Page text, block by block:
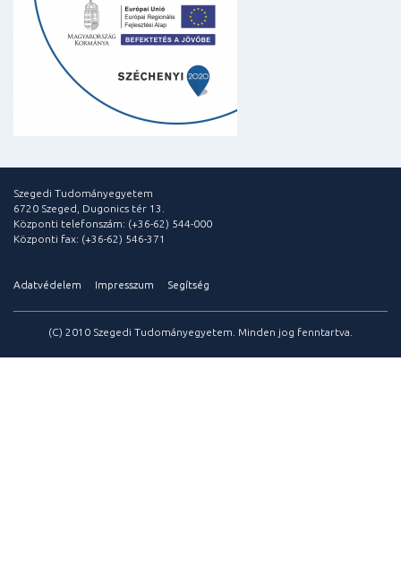
Szegedi Tudományegyetem
6720 Szeged, Dugonics tér 13.
Központi telefonszám: (+36-62) 544-000
Központi fax: (+36-62) 546-371
Adatvédelem Impresszum Segítség
(C) 2010 Szegedi Tudományegyetem. Minden jog fenntartva.